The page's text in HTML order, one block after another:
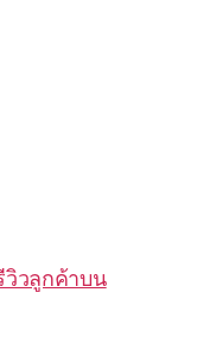
วิวลูกค้าบน